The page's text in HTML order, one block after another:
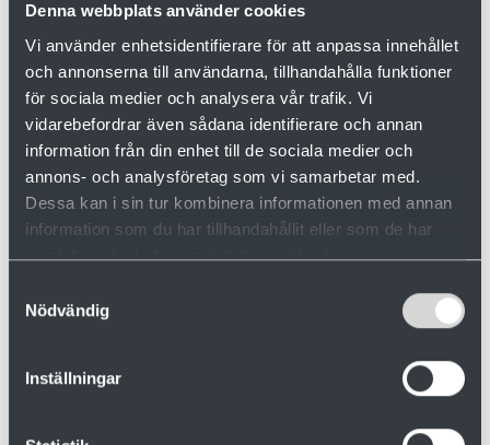
Denna webbplats använder cookies
Vi använder enhetsidentifierare för att anpassa innehållet
och annonserna till användarna, tillhandahålla funktioner
för sociala medier och analysera vår trafik. Vi
vidarebefordrar även sådana identifierare och annan
information från din enhet till de sociala medier och
annons- och analysföretag som vi samarbetar med.
Dessa kan i sin tur kombinera informationen med annan
information som du har tillhandahållit eller som de har
samlat in när du har använt deras tjänster.
Nödvändig
Inställningar
Thomas Wamming
Utvecklingschef
0910-879 87